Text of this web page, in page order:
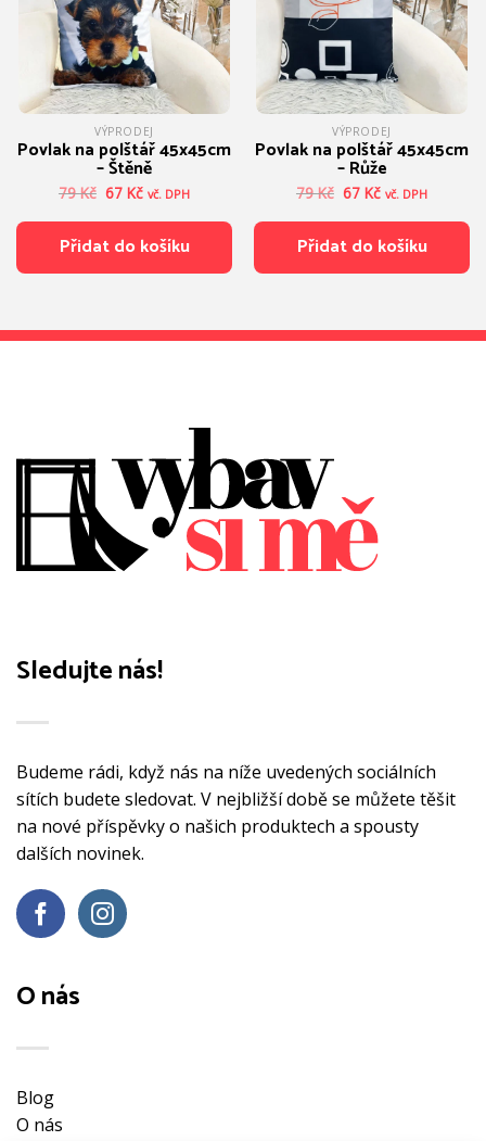
VÝPRODEJ
Povlak na polštář 45x45cm
– Štěně
79Kč Původní
byla:
67KčAktuální
je:
67 Kč.
vč. DPH
Přidat do košíku
VÝPRODEJ
Povlak na polštář 45x45cm
– Růže
79Kč Původní
byla:
67KčAktuální
je:
67 Kč.
vč. DPH
Přidat do košíku
Sledujte nás!
Budeme rádi, když nás na níže uvedených sociálních
sítích budete sledovat. V nejbližší době se můžete těšit
na nové příspěvky o našich produktech a spousty
dalších novinek.
O nás
Blog
O nás